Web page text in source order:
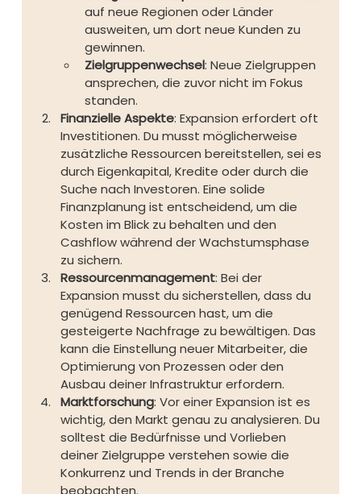
auf neue Regionen oder Länder
ausweiten, um dort neue Kunden zu
gewinnen.
Zielgruppenwechsel: Neue Zielgruppen
ansprechen, die zuvor nicht im Fokus
standen.
Finanzielle Aspekte: Expansion erfordert oft
Investitionen. Du musst möglicherweise
zusätzliche Ressourcen bereitstellen, sei es
durch Eigenkapital, Kredite oder durch die
Suche nach Investoren. Eine solide
Finanzplanung ist entscheidend, um die
Kosten im Blick zu behalten und den
Cashflow während der Wachstumsphase
zu sichern.
Ressourcenmanagement: Bei der
Expansion musst du sicherstellen, dass du
genügend Ressourcen hast, um die
gesteigerte Nachfrage zu bewältigen. Das
kann die Einstellung neuer Mitarbeiter, die
Optimierung von Prozessen oder den
Ausbau deiner Infrastruktur erfordern.
Marktforschung: Vor einer Expansion ist es
wichtig, den Markt genau zu analysieren. Du
solltest die Bedürfnisse und Vorlieben
deiner Zielgruppe verstehen sowie die
Konkurrenz und Trends in der Branche
beobachten.